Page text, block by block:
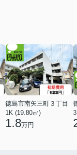
徳島市南矢三町３丁目
1K (19.80㎡)
1.8万円